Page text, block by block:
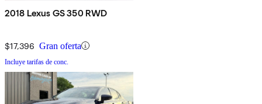
2018 Lexus GS 350 RWD
$17,396 Gran oferta
Incluye tarifas de conc.